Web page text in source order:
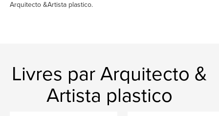
Arquitecto &Artista plastico.
Livres par Arquitecto &
Artista plastico